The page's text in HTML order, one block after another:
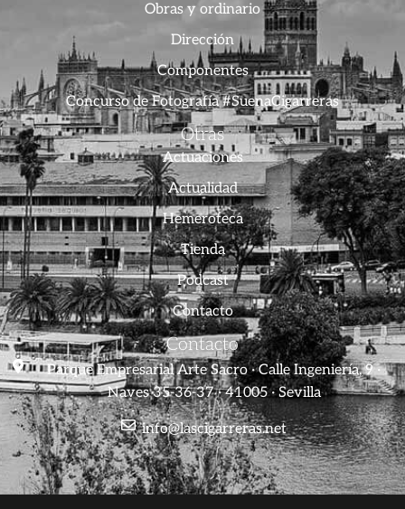
Obras y ordinario
Dirección
Componentes
Concurso de Fotografía #SuenaCigarreras
Otras
Actuaciones
Actualidad
Hemeroteca
Tienda
Podcast
Contacto
Contacto
Parque Empresarial Arte Sacro · Calle Ingeniería, 9 ·
Naves 35-36-37 · 41005 · Sevilla
info@lascigarreras.net